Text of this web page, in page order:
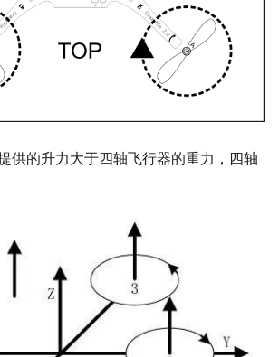
供的升力大于四轴飞行器的重力，四轴